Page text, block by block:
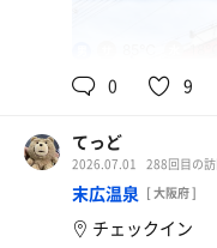
0 9
てっど
2026.07.01 288回目の
末広温泉 [ 大阪府 ]
チェックイン